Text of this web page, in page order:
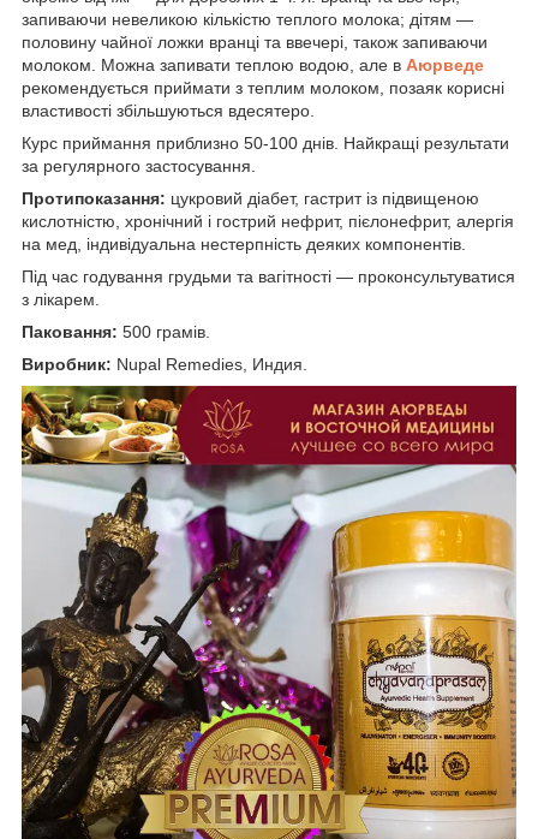
запиваючи невеликою кількістю теплого молока; дітям —
половину чайної ложки вранці та ввечері, також запиваючи
молоком. Можна запивати теплою водою, але в Аюрведе
рекомендується приймати з теплим молоком, позаяк корисні
властивості збільшуються вдесятеро.
Курс приймання приблизно 50-100 днів. Найкращі результати
за регулярного застосування.
Протипоказання: цукровий діабет, гастрит із підвищеною
кислотністю, хронічний і гострий нефрит, пієлонефрит, алергія
на мед, індивідуальна нестерпність деяких компонентів.
Під час годування грудьми та вагітності — проконсультуватися
з лікарем.
Паковання: 500 грамів.
Виробник: Nupal Remedies, Индия.